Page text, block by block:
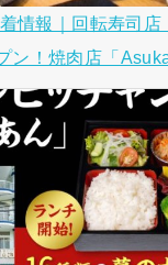
情報｜回転寿司
ン！焼肉店「